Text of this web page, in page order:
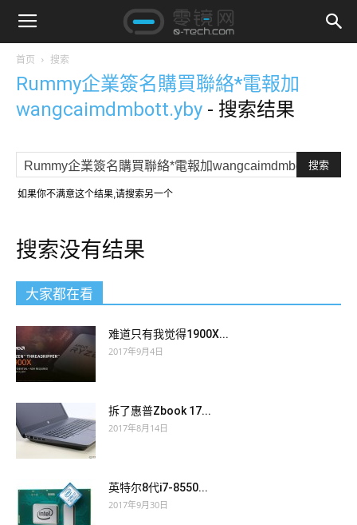
首页 搜索
Rummy企業簽名購買聯絡*電報加
wangcaimdmbott.yby - 搜索结果
如果你不满意这个结果,请搜索另一个
搜索没有结果
大家都在看
难道只有我觉得1900X...
2017年9月4日
拆了惠普Zbook 17...
2017年8月14日
英特尔8代i7-8550...
2017年9月30日